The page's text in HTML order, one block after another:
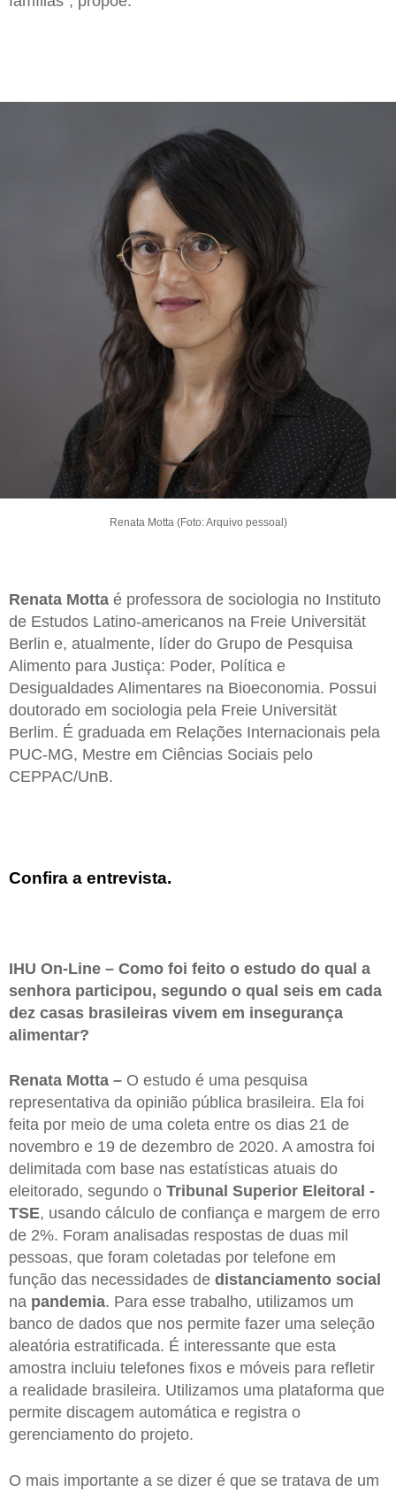
Renata Motta (Foto: Arquivo pessoal)
Renata Motta é professora de sociologia no Instituto
de Estudos Latino-americanos na Freie Universität
Berlin e, atualmente, líder do Grupo de Pesquisa
Alimento para Justiça: Poder, Política e
Desigualdades Alimentares na Bioeconomia. Possui
doutorado em sociologia pela Freie Universität
Berlim. É graduada em Relações Internacionais pela
PUC-MG, Mestre em Ciências Sociais pelo
CEPPAC/UnB.
Confira a entrevista.
IHU On-Line – Como foi feito o estudo do qual a
senhora participou, segundo o qual seis em cada
dez casas brasileiras vivem em insegurança
alimentar?
Renata Motta – O estudo é uma pesquisa
representativa da opinião pública brasileira. Ela foi
feita por meio de uma coleta entre os dias 21 de
novembro e 19 de dezembro de 2020. A amostra foi
delimitada com base nas estatísticas atuais do
eleitorado, segundo o Tribunal Superior Eleitoral -
TSE, usando cálculo de confiança e margem de erro
de 2%. Foram analisadas respostas de duas mil
pessoas, que foram coletadas por telefone em
função das necessidades de distanciamento social
na pandemia. Para esse trabalho, utilizamos um
banco de dados que nos permite fazer uma seleção
aleatória estratificada. É interessante que esta
amostra incluiu telefones fixos e móveis para refletir
a realidade brasileira. Utilizamos uma plataforma que
permite discagem automática e registra o
gerenciamento do projeto.
O mais importante a se dizer é que se tratava de um